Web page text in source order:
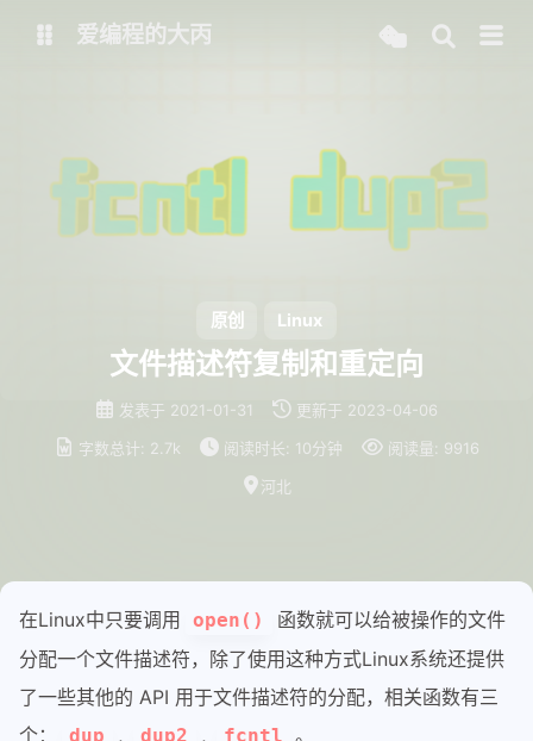
QQ交流群 微信
了凡四训 俞静公遇灶神记
心经
爱编程的大丙
原创 Linux
文件描述符复制和重定向
发表于 2021-01-31 更新于 2023-04-06
字数总计: 2.7k 阅读时长: 10分钟 阅读量: 9916
河北
在Linux中只要调用 open()
函数就可以给被操作的文件
分配一个文件描述符，除了使用这种方式Linux系统还提供
了一些其他的 API 用于文件描述符的分配，相关函数有三
个：
dup , dup2 , fcntl 。